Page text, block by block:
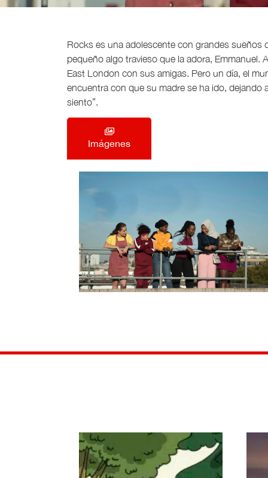
Rocks es una adolescente con grandes sueños
pequeño algo travieso que la adora, Emmanuel.
East London con sus amigas. Pero un día, el
encuentra con que su madre se ha ido, dejando
siento”.
Imágenes